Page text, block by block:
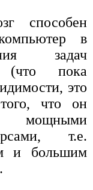
способен
в
задач
(что пока
это
что он
т.е.
и большим